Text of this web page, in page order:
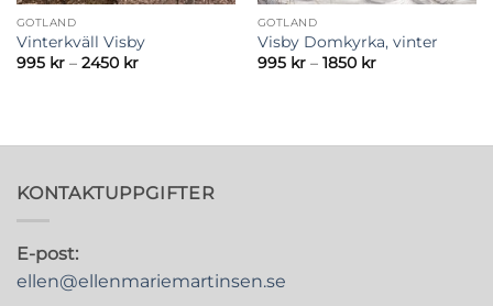
GOTLAND
Vinterkväll Visby
995 kr – 2450 krPrisintervall:
GOTLAND
Visby Domkyrka, vinter
995 kr – 1850 krPrisintervall:
KONTAKTUPPGIFTER
E-post:
ellen@ellenmariemartinsen.se